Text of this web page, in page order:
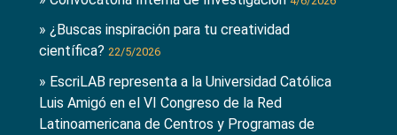
» ¿Buscas inspiración para tu creatividad
científica? 22/5/2026
» EscriLAB representa a la Universidad Católica
Luis Amigó en el VI Congreso de la Red
Latinoamericana de Centros y Programas de